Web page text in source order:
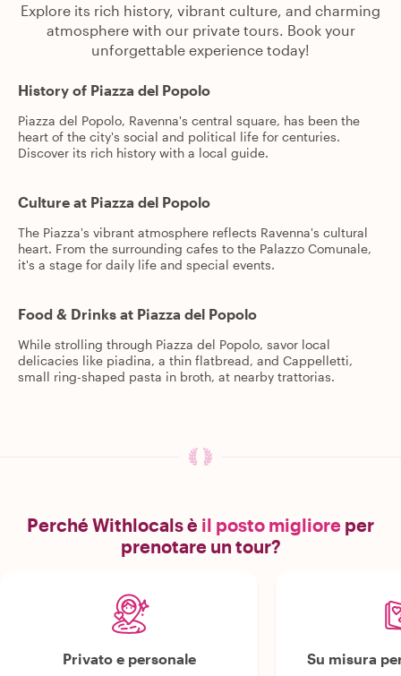
Explore its rich history, vibrant culture, and charming
atmosphere with our private tours. Book your
unforgettable experience today!
History of Piazza del Popolo
Piazza del Popolo, Ravenna's central square, has been the
heart of the city's social and political life for centuries.
Discover its rich history with a local guide.
Culture at Piazza del Popolo
The Piazza's vibrant atmosphere reflects Ravenna's cultural
heart. From the surrounding cafes to the Palazzo Comunale,
it's a stage for daily life and special events.
Food & Drinks at Piazza del Popolo
While strolling through Piazza del Popolo, savor local
delicacies like piadina, a thin flatbread, and Cappelletti,
small ring-shaped pasta in broth, at nearby trattorias.
Perché Withlocals è il posto migliore per
prenotare un tour?
Privato e personale Su misura